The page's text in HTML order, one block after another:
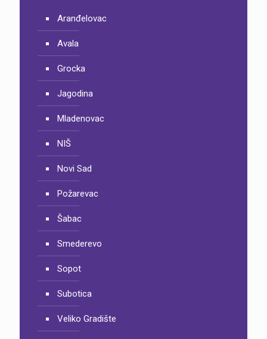
Aranđelovac
Avala
Grocka
Jagodina
Mladenovac
NIŠ
Novi Sad
Požarevac
Šabac
Smederevo
Sopot
Subotica
Veliko Gradište